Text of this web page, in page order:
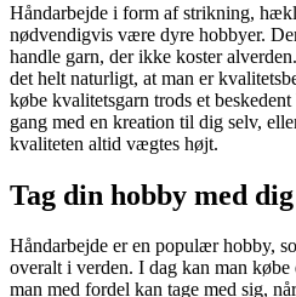
Håndarbejde i form af strikning,
nødvendigvis være dyre hobbyer.
handle garn, der ikke koster
det helt naturligt, at man er
købe kvalitetsgarn trods et
gang med en kreation til dig selv,
kvaliteten altid vægtes højt.
Tag din hobby med
Håndarbejde er en populær hobby,
overalt i verden. I dag kan man købe
man med fordel kan tage med sig,